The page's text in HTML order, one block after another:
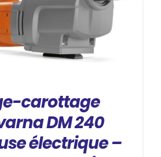
DÉTAILS
carottage
DM 240
électrique –